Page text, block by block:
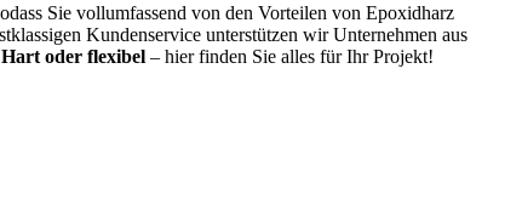
Sie vollumfassend von den Vorteilen von Epoxidharz
Kundenservice unterstützen wir Unternehmen aus
Hart oder flexibel – hier finden Sie alles für Ihr Projekt!